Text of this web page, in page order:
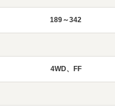
189～342
4WD、FF